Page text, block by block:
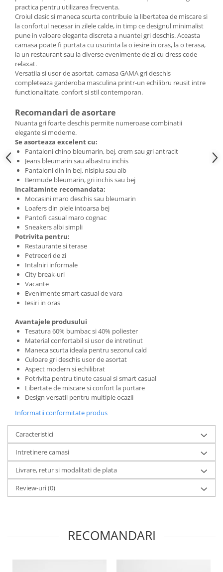
practica pentru utilizarea frecventa.
Croiul clasic si maneca scurta contribuie la libertatea de miscare si
la confortul necesar in zilele calde, in timp ce designul minimalist
pune in valoare eleganta discreta a nuantei gri deschis. Aceasta
camasa poate fi purtata cu usurinta la o iesire in oras, la o terasa,
la un restaurant sau la diverse evenimente de zi cu dress code
relaxat.
Versatila si usor de asortat, camasa GAMA gri deschis
completeaza garderoba masculina printr-un echilibru reusit intre
functionalitate, confort si stil contemporan.
Recomandari de asortare
Nuanta gri foarte deschis permite numeroase combinatii
elegante si moderne.
Se asorteaza excelent cu:
Pantaloni chino bleumarin, bej, crem sau gri antracit
Jeans bleumarin sau albastru inchis
Pantaloni din in bej, nisipiu sau alb
Bermude bleumarin, gri inchis sau bej
Incaltaminte recomandata:
Mocasini maro deschis sau bleumarin
Loafers din piele intoarsa bej
Pantofi casual maro cognac
Sneakers albi simpli
Potrivita pentru:
Restaurante si terase
Petreceri de zi
Intalniri informale
City break-uri
Vacante
Evenimente smart casual de vara
Iesiri in oras
Avantajele produsului
Tesatura 60% bumbac si 40% poliester
Material confortabil si usor de intretinut
Maneca scurta ideala pentru sezonul cald
Culoare gri deschis usor de asortat
Aspect modern si echilibrat
Potrivita pentru tinute casual si smart casual
Libertate de miscare si confort la purtare
Design versatil pentru multiple ocazii
Informatii conformitate produs
Caracteristici
Intretinere camasi
Livrare, retur si modalitati de plata
Review-uri(0)
RECOMANDARI